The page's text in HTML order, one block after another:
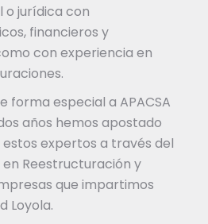
o jurídica con
financieros y
con experiencia en
forma especial a APACSA
años hemos apostado
expertos a través del
Reestructuración y
que impartimos
Loyola.